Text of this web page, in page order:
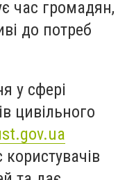
час громадян,
до потреб
у сфері
цивільного